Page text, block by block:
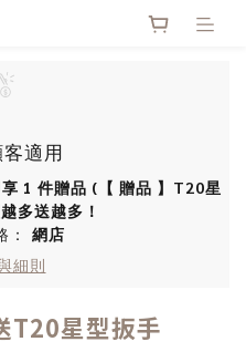
適用
1 件贈品 (【 贈品 】T20星
多送越多！
： 網店
細則
T20星型扳手